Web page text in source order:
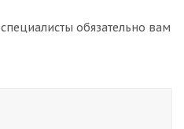
обязательно вам